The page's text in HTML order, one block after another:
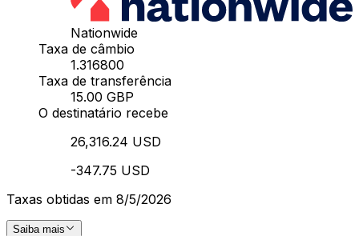
Nationwide
Taxa de câmbio
1.316800
Taxa de transferência
15.00 GBP
O destinatário recebe
26,316.24 USD
-347.75 USD
Taxas obtidas em 8/5/2026
Saiba mais